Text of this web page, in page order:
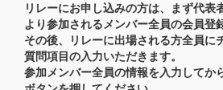
リレーにお申し込みの方は、まず代表
より参加されるメンバー全員の会員登
その後、リレーに出場される方全員に
質問項目の入力いただきます。
参加メンバー全員の情報を入力してか